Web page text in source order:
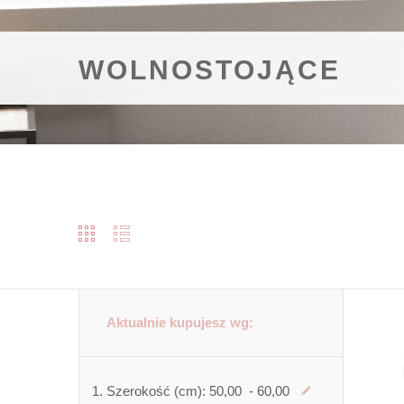
WOLNOSTOJĄCE
Aktualnie kupujesz wg:
Szerokość (cm): 50,00 - 60,00